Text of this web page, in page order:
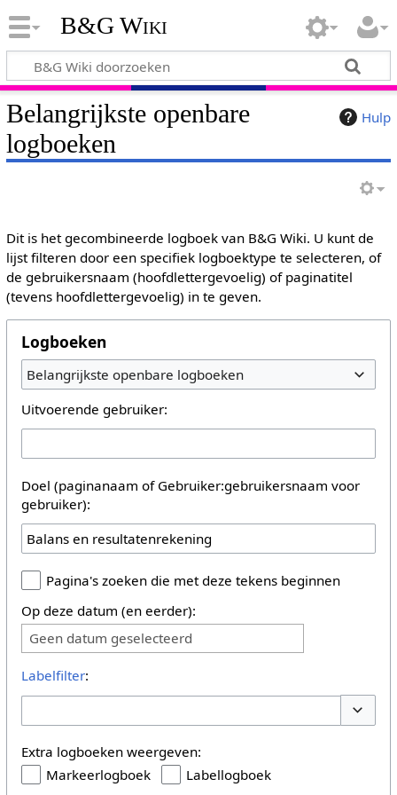
B&G Wiki
Hulp
Belangrijkste openbare
logboeken
Dit is het gecombineerde logboek van B&G Wiki. U kunt de
lijst filteren door een specifiek logboektype te selecteren, of
de gebruikersnaam (hoofdlettergevoelig) of paginatitel
(tevens hoofdlettergevoelig) in te geven.
Logboeken
Belangrijkste openbare logboeken
Uitvoerende gebruiker:
Doel (paginanaam of Gebruiker:gebruikersnaam voor
gebruiker):
Pagina's zoeken die met deze tekens beginnen
Op deze datum (en eerder):
Geen datum geselecteerd
Labelfilter:
Extra logboeken weergeven:
Markeerlogboek
Labellogboek